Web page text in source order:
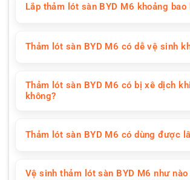
Lắp thảm lót sàn BYD M6 khoảng bao
Thảm lót sàn BYD M6 có dễ vệ sinh
Thảm lót sàn BYD M6 có bị xê dịch
không?
Thảm lót sàn BYD M6 có dùng được
Vệ sinh thảm lót sàn BYD M6 như nào